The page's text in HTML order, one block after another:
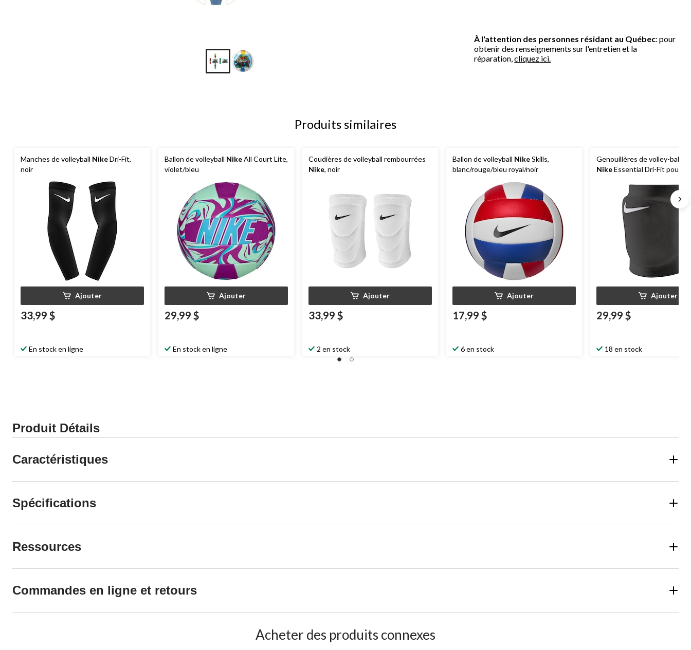
À l'attention des personnes résidant au Québec: pour
obtenir des renseignements sur l'entretien et la
réparation,cliquez ici.
Produits similaires
Manches de volleyball NikeDri-Fit,
noir
Ajouter
33,99 $
En stock en ligne
Ballon de volleyball NikeAll Court Lite,
violet/bleu
Ajouter
29,99 $
En stock en ligne
Coudières de volleyball rembourrées
Nike, noir
Ajouter
33,99 $
2 en stock
Ballon de volleyball NikeSkills,
blanc/rouge/bleu royal/noir
Ajouter
17,99 $
6 en stock
Genouillères de volley-ball
NikeEssential Dri-Fit pour
Ajouter
29,99 $
18 en stock
Produit Détails
Caractéristiques
Spécifications
Ressources
Commandes en ligne et retours
Acheter des produits connexes